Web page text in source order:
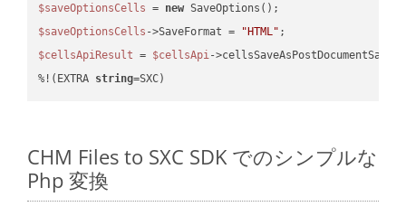
$saveOptionsCells = new
$saveOptionsCells ->SaveFormat = "HTML"
$cellsApiResult = $cellsApi-
%!(EXTRA string=SXC)
CHM Files to SXC SDK でのシンプルな
Php 変換